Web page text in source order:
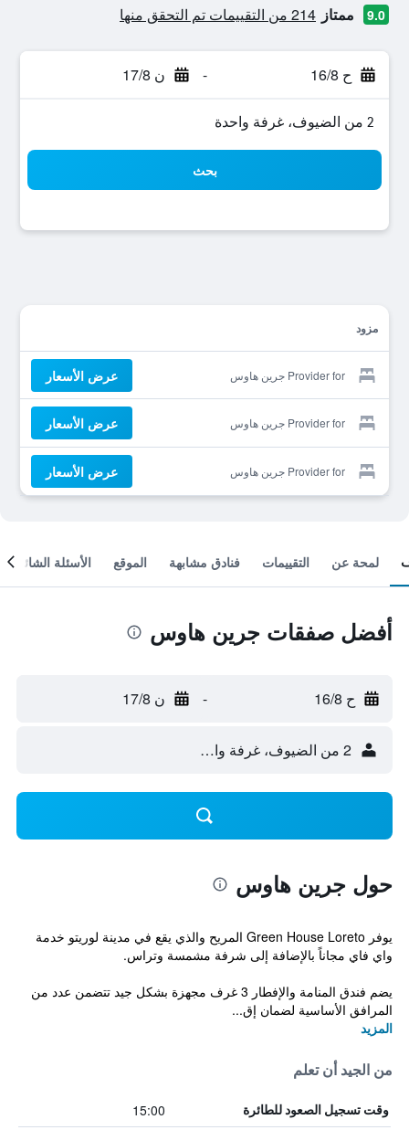
9.0 ممتاز 214 من التقييمات تم التحقق منها
ح 16/8 - ن 17/8
2 من الضيوف، غرفة واحدة
بحث
مزود
Provider for جرين هاوس عرض الأسعار
Provider for جرين هاوس عرض الأسعار
Provider for جرين هاوس عرض الأسعار
لمحة عن التقييمات فنادق مشابهة الموقع الأسئلة الشائعة
أفضل صفقات جرين هاوس
ح 16/8 - ن 17/8
2 من الضيوف، غرفة واحدة
حول جرين هاوس
يوفر Green House Loreto المريح والذي يقع في مدينة لوريتو خدمة
واي فاي مجاناً بالإضافة إلى شرفة مشمسة وتراس.
يضم فندق المنامة والإفطار 3 غرف مجهزة بشكل جيد تتضمن عدد من
المرافق الأساسية لضمان إق...
المزيد
من الجيد أن تعلم
وقت تسجيل الصعود للطائرة 15:00